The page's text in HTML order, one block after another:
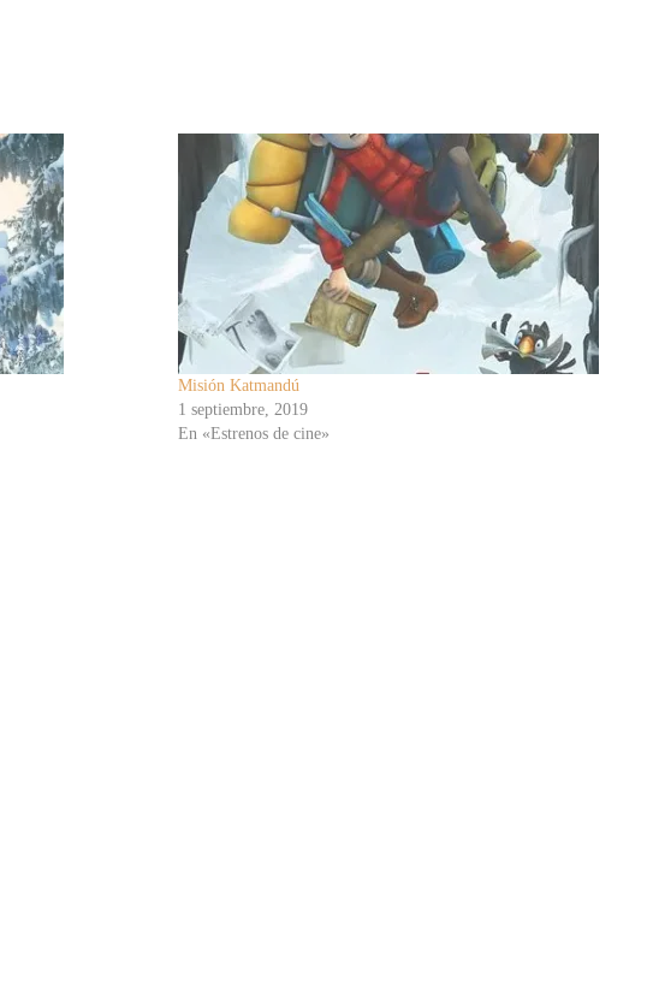
Misión Katmandú
1 septiembre, 2019
En «Estrenos de cine»